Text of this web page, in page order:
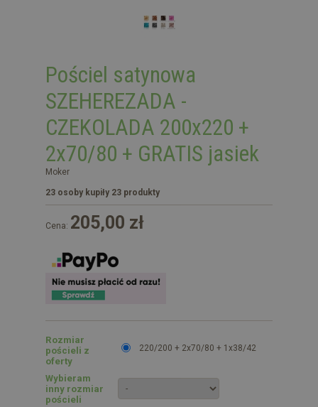
Pościel satynowa
SZEHEREZADA -
CZEKOLADA 200x220 +
2x70/80 + GRATIS jasiek
Moker
23 osoby kupiły 23 produkty
Cena: 205,00 zł
Rozmiar
pościeli z
oferty
220/200 + 2x70/80 + 1x38/42
Wybieram
inny rozmiar
pościeli